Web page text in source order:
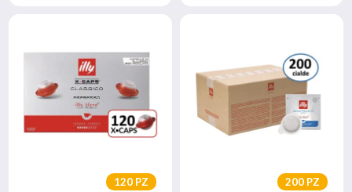
120 PZ 200 PZ